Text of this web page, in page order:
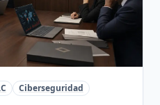
Ciberseguridad